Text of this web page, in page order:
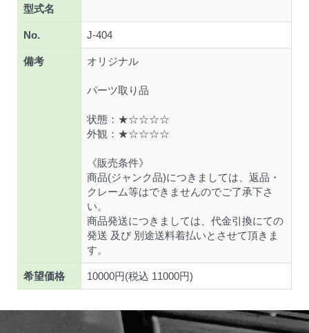
型式名
No. J-404
備考 オリジナル
パーツ取り品
状態：★☆☆☆☆
外観：★☆☆☆☆
《販売条件》
商品(ジャンク品)につきましては、返品・
クレーム等はできませんのでご了承下さ
い。
商品発送につきましては、代金引換にての
発送 及び 別途送料着払いとさせて頂きま
す。
希望価格 10000円(税込 11000円)